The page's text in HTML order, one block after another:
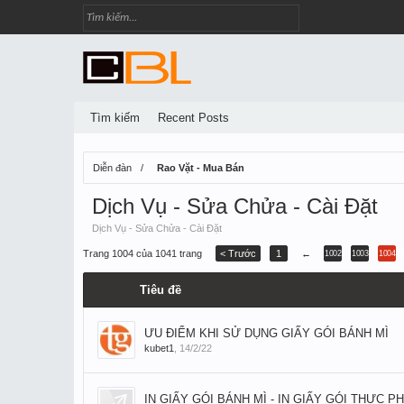
Diễn đàn Rao Vặt - Mua Bán
Dịch Vụ - Sửa Chửa - Cài Đặt
Dịch Vụ - Sửa Chửa - Cài Đặt
Trang 1004 của 1041 trang < Trước 1 ← 1002 1003 1004
Tiêu đề
ƯU ĐIỂM KHI SỬ DỤNG GIẤY GÓI BÁNH MÌ
kubet1 14/2/22
IN GIẤY GÓI BÁNH MÌ - IN GIẤY GÓI THỰC
Tìm kiếm Recent Posts